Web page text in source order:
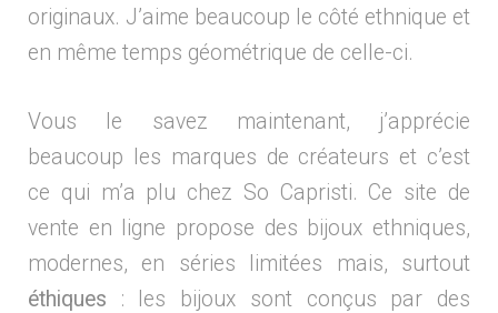
originaux. J’aime beaucoup le côté ethnique et
en même temps géométrique de celle-ci.
Vous le savez maintenant, j’apprécie
beaucoup les marques de créateurs et c’est
ce qui m’a plu chez So Capristi. Ce site de
vente en ligne propose des bijoux ethniques,
modernes, en séries limitées mais, surtout
éthiques : les bijoux sont conçus par des